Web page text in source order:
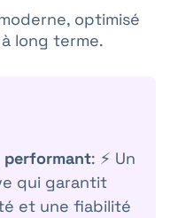
optimisé
long terme.
performant: ⚡️ Un
qui garantit
et une fiabilité